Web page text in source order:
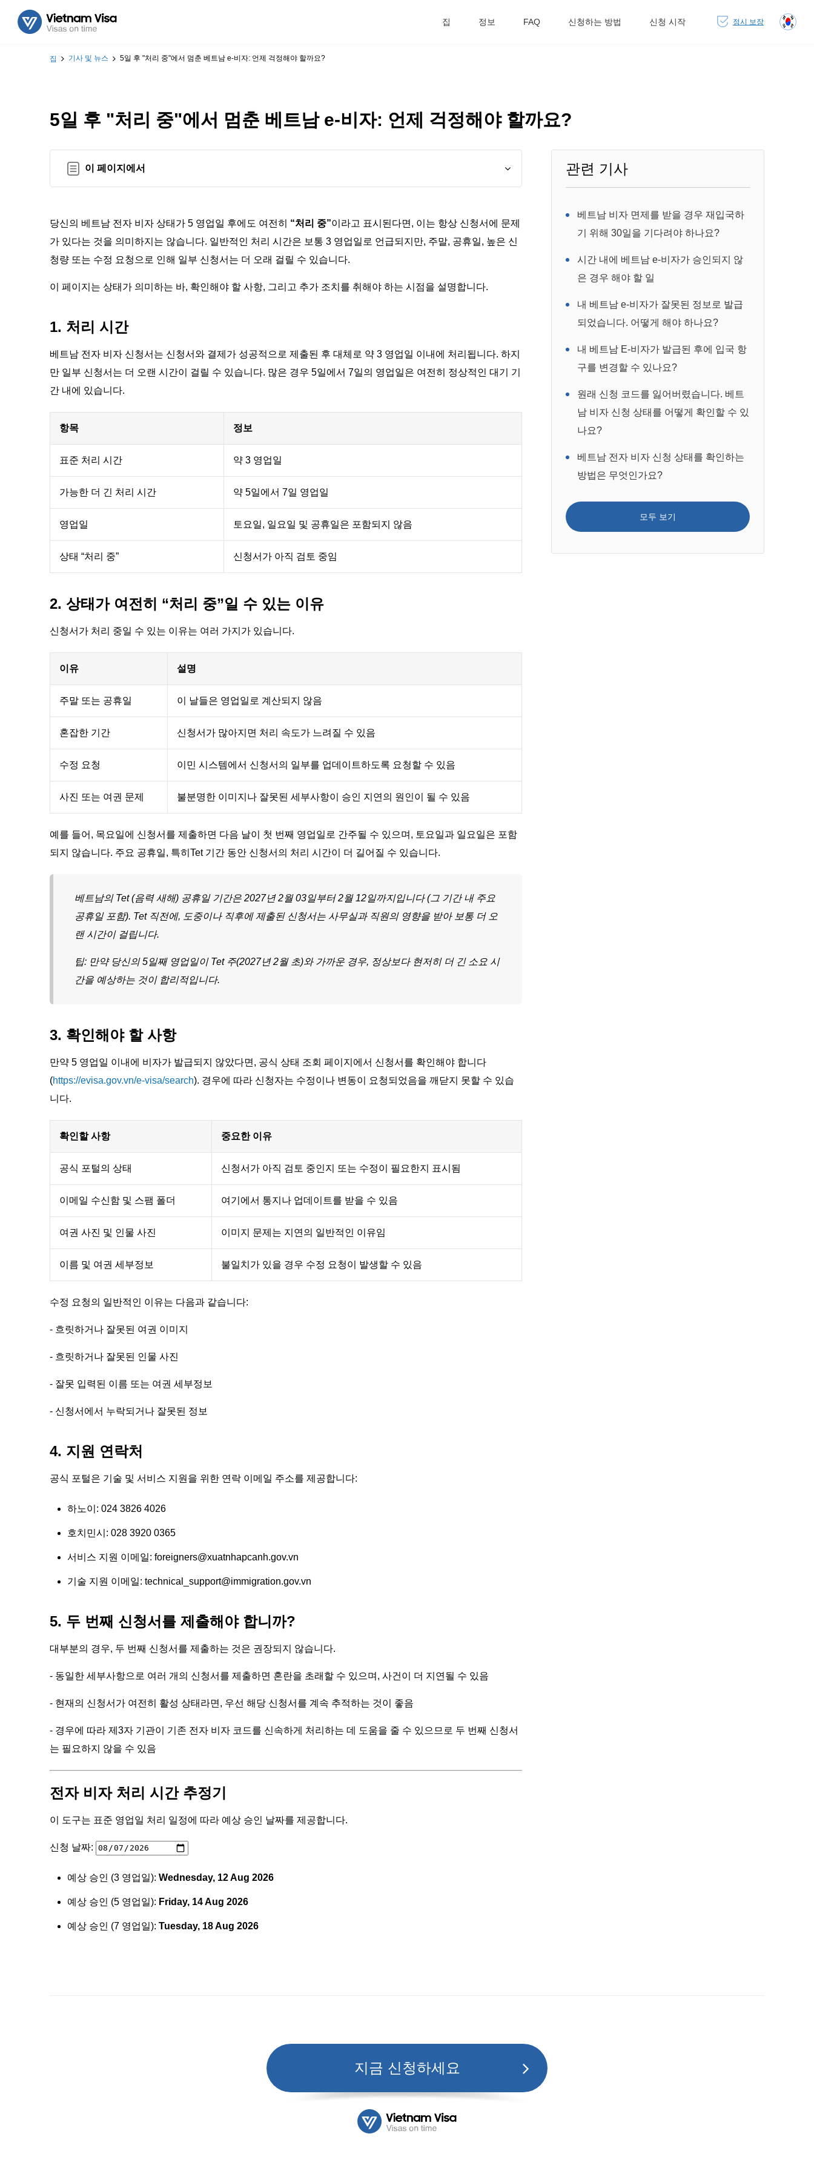
집 정보 FAQ 신청하는 방법 신청 시작 정시 보장
집 기사 및 뉴스 5일 후 "처리 중"에서 멈춘 베트남 e-비자: 언제 걱정해야 할까요?
5일 후 "처리 중"에서 멈춘 베트남 e-비자: 언제 걱정해야 할까요?
이 페이지에서
당신의 베트남 전자 비자 상태가 5 영업일 후에도 여전히 “처리 중”이라고 표시된다면, 이는 항상 신청서에 문제
가 있다는 것을 의미하지는 않습니다. 일반적인 처리 시간은 보통 3 영업일로 언급되지만, 주말, 공휴일, 높은 신
청량 또는 수정 요청으로 인해 일부 신청서는 더 오래 걸릴 수 있습니다.
이 페이지는 상태가 의미하는 바, 확인해야 할 사항, 그리고 추가 조치를 취해야 하는 시점을 설명합니다.
1. 처리 시간
베트남 전자 비자 신청서는 신청서와 결제가 성공적으로 제출된 후 대체로 약 3 영업일 이내에 처리됩니다. 하지
만 일부 신청서는 더 오랜 시간이 걸릴 수 있습니다. 많은 경우 5일에서 7일의 영업일은 여전히 정상적인 대기 기
간 내에 있습니다.
항목 정보
표준 처리 시간 약 3 영업일
가능한 더 긴 처리 시간 약 5일에서 7일 영업일
영업일 토요일, 일요일 및 공휴일은 포함되지 않음
상태 “처리 중” 신청서가 아직 검토 중임
2. 상태가 여전히 “처리 중”일 수 있는 이유
신청서가 처리 중일 수 있는 이유는 여러 가지가 있습니다.
이유 설명
주말 또는 공휴일 이 날들은 영업일로 계산되지 않음
혼잡한 기간 신청서가 많아지면 처리 속도가 느려질 수 있음
수정 요청 이민 시스템에서 신청서의 일부를 업데이트하도록 요청할 수 있음
사진 또는 여권 문제 불분명한 이미지나 잘못된 세부사항이 승인 지연의 원인이 될 수 있음
예를 들어, 목요일에 신청서를 제출하면 다음 날이 첫 번째 영업일로 간주될 수 있으며, 토요일과 일요일은 포함
되지 않습니다. 주요 공휴일, 특히Tet 기간 동안 신청서의 처리 시간이 더 길어질 수 있습니다.
베트남의 Tet (음력 새해) 공휴일 기간은 2027년 2월 03일부터 2월 12일까지입니다 (그 기간 내 주요
공휴일 포함). Tet 직전에, 도중이나 직후에 제출된 신청서는 사무실과 직원의 영향을 받아 보통 더 오
랜 시간이 걸립니다.
팁: 만약 당신의 5일째 영업일이 Tet 주(2027년 2월 초)와 가까운 경우, 정상보다 현저히 더 긴 소요 시
간을 예상하는 것이 합리적입니다.
3. 확인해야 할 사항
만약 5 영업일 이내에 비자가 발급되지 않았다면, 공식 상태 조회 페이지에서 신청서를 확인해야 합니다
(https://evisa.gov.vn/e-visa/search). 경우에 따라 신청자는 수정이나 변동이 요청되었음을 깨닫지 못할 수 있습
니다.
확인할 사항 중요한 이유
공식 포털의 상태 신청서가 아직 검토 중인지 또는 수정이 필요한지 표시됨
이메일 수신함 및 스팸 폴더 여기에서 통지나 업데이트를 받을 수 있음
여권 사진 및 인물 사진 이미지 문제는 지연의 일반적인 이유임
이름 및 여권 세부정보 불일치가 있을 경우 수정 요청이 발생할 수 있음
수정 요청의 일반적인 이유는 다음과 같습니다:
- 흐릿하거나 잘못된 여권 이미지
- 흐릿하거나 잘못된 인물 사진
- 잘못 입력된 이름 또는 여권 세부정보
- 신청서에서 누락되거나 잘못된 정보
4. 지원 연락처
공식 포털은 기술 및 서비스 지원을 위한 연락 이메일 주소를 제공합니다:
하노이: 024 3826 4026
호치민시: 028 3920 0365
서비스 지원 이메일: foreigners@xuatnhapcanh.gov.vn
기술 지원 이메일: technical_support@immigration.gov.vn
5. 두 번째 신청서를 제출해야 합니까?
대부분의 경우, 두 번째 신청서를 제출하는 것은 권장되지 않습니다.
- 동일한 세부사항으로 여러 개의 신청서를 제출하면 혼란을 초래할 수 있으며, 사건이 더 지연될 수 있음
- 현재의 신청서가 여전히 활성 상태라면, 우선 해당 신청서를 계속 추적하는 것이 좋음
- 경우에 따라 제3자 기관이 기존 전자 비자 코드를 신속하게 처리하는 데 도움을 줄 수 있으므로 두 번째 신청서
는 필요하지 않을 수 있음
전자 비자 처리 시간 추정기
이 도구는 표준 영업일 처리 일정에 따라 예상 승인 날짜를 제공합니다.
신청 날짜:
예상 승인 (3 영업일): Wednesday, 12 Aug 2026
예상 승인 (5 영업일): Friday, 14 Aug 2026
예상 승인 (7 영업일): Tuesday, 18 Aug 2026
관련 기사
베트남 비자 면제를 받을 경우 재입국하
기 위해 30일을 기다려야 하나요?
시간 내에 베트남 e-비자가 승인되지 않
은 경우 해야 할 일
내 베트남 e-비자가 잘못된 정보로 발급
되었습니다. 어떻게 해야 하나요?
내 베트남 E-비자가 발급된 후에 입국 항
구를 변경할 수 있나요?
원래 신청 코드를 잃어버렸습니다. 베트
남 비자 신청 상태를 어떻게 확인할 수 있
나요?
베트남 전자 비자 신청 상태를 확인하는
방법은 무엇인가요?
모두 보기
지금 신청하세요